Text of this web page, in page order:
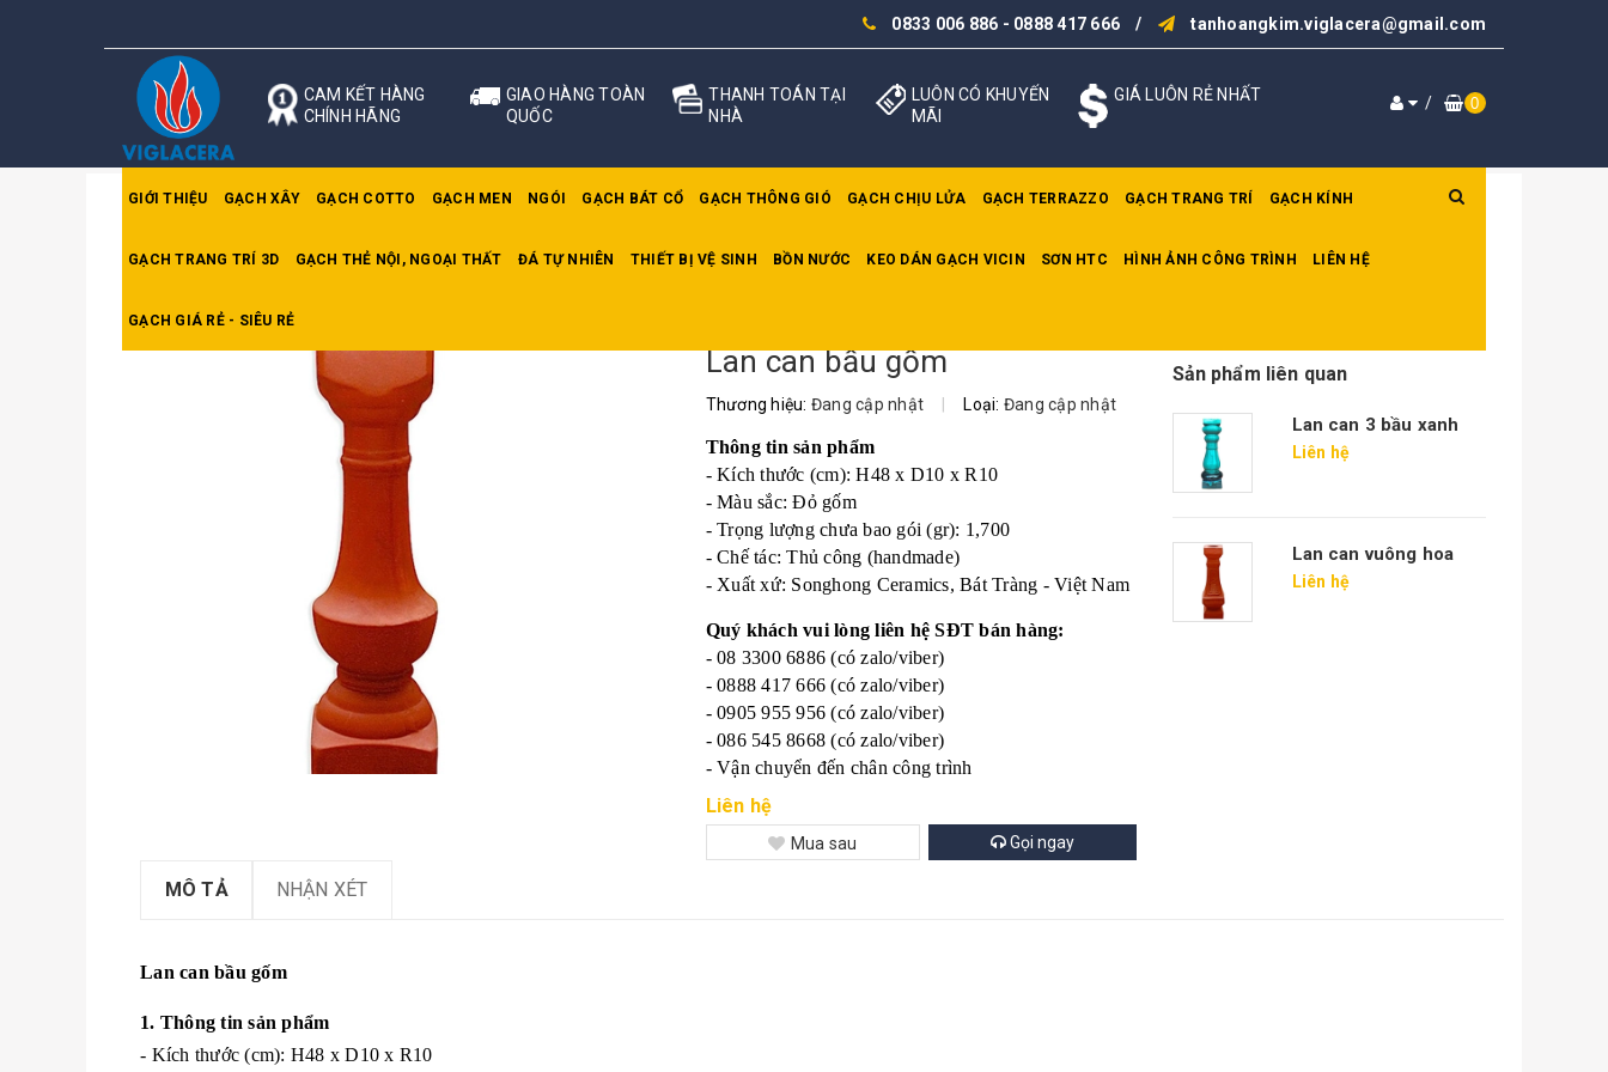
0833 006 886 - 0888 417 666 / tanhoangkim.viglacera@gmail.com
CAM KẾT HÀNG
CHÍNH HÃNG
GIAO HÀNG TOÀN
QUỐC
THANH TOÁN TẠI
NHÀ
LUÔN CÓ KHUYẾN
MÃI
GIÁ LUÔN RẺ NHẤT / 0
GIỚI THIỆU GẠCH XÂY GẠCH COTTO GẠCH MEN NGÓI GẠCH BÁT CỔ GẠCH THÔNG GIÓ GẠCH CHỊU LỬA GẠCH TERRAZZO GẠCH TRANG TRÍ GẠCH KÍNH
GẠCH TRANG TRÍ 3D GẠCH THẺ NỘI, NGOẠI THẤT ĐÁ TỰ NHIÊN THIẾT BỊ VỆ SINH BỒN NƯỚC KEO DÁN GẠCH VICIN SƠN HTC HÌNH ẢNH CÔNG TRÌNH LIÊN HỆ
GẠCH GIÁ RẺ - SIÊU RẺ
Trang chủ Lan can Lan can bầu gốm
Lan can bầu gốm
Thương hiệu: Đang cập nhật Loại: Đang cập nhật
Thông tin sản phẩm
- Kích thước (cm): H48 x D10 x R10
- Màu sắc: Đỏ gốm
- Trọng lượng chưa bao gói (gr): 1,700
- Chế tác: Thủ công (handmade)
- Xuất xứ: Songhong Ceramics, Bát Tràng - Việt Nam
Quý khách vui lòng liên hệ SĐT bán hàng:
- 08 3300 6886 (có zalo/viber)
- 0888 417 666 (có zalo/viber)
- 0905 955 956 (có zalo/viber)
- 086 545 8668 (có zalo/viber)
- Vận chuyển đến chân công trình
Liên hệ
Mua sau Gọi ngay
Sản phẩm liên quan
Lan can 3 bầu xanh
Liên hệ
Lan can vuông hoa
Liên hệ
MÔ TẢ NHẬN XÉT
Lan can bầu gốm
1. Thông tin sản phẩm
- Kích thước (cm): H48 x D10 x R10